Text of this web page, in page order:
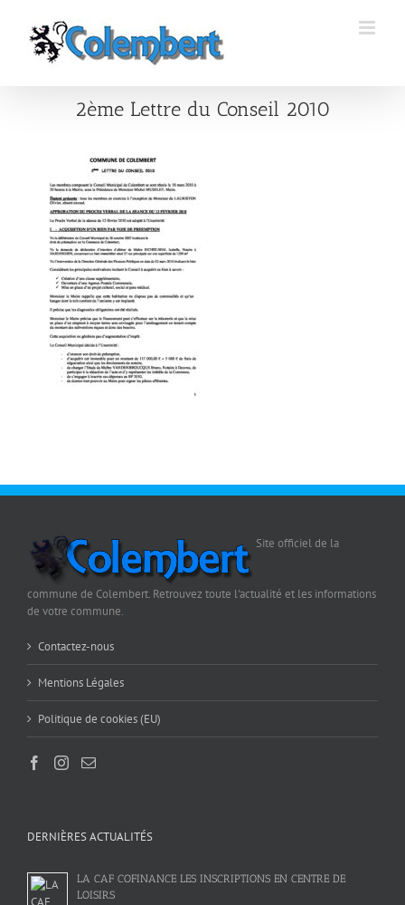
contenu
2ème Lettre du Conseil 2010
Site officiel de la
commune de Colembert. Retrouvez toute l'actualité et les informations
de votre commune.
Contactez-nous
Mentions Légales
Politique de cookies (EU)
DERNIÈRES ACTUALITÉS
LA CAF COFINANCE LES INSCRIPTIONS EN CENTRE DE
LOISIRS